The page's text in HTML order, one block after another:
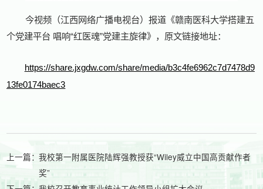
今视频（江西网络广播电视台）报道《赣南医科大学搭建五
个党建平台 唱响“红医魂”党建主旋律》，原文链接地址：
https://share.jxgdw.com/share/media/b3c4fe6962c7d7478d9
13fe0174baec3
上一篇：我校第一附属医院陆辉强教授获“Wiley威立中国高贡献作者
奖”